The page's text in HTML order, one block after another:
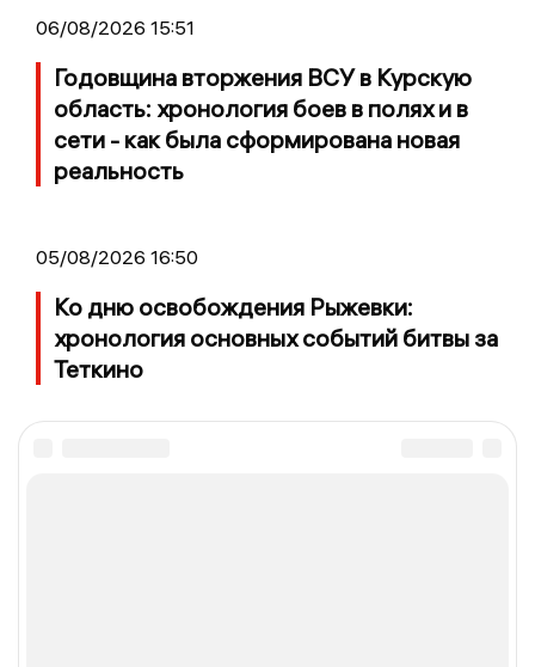
06/08/2026 15:51
Годовщина вторжения ВСУ в Курскую
область: хронология боев в полях и в
сети - как была сформирована новая
реальность
05/08/2026 16:50
Ко дню освобождения Рыжевки:
хронология основных событий битвы за
Теткино